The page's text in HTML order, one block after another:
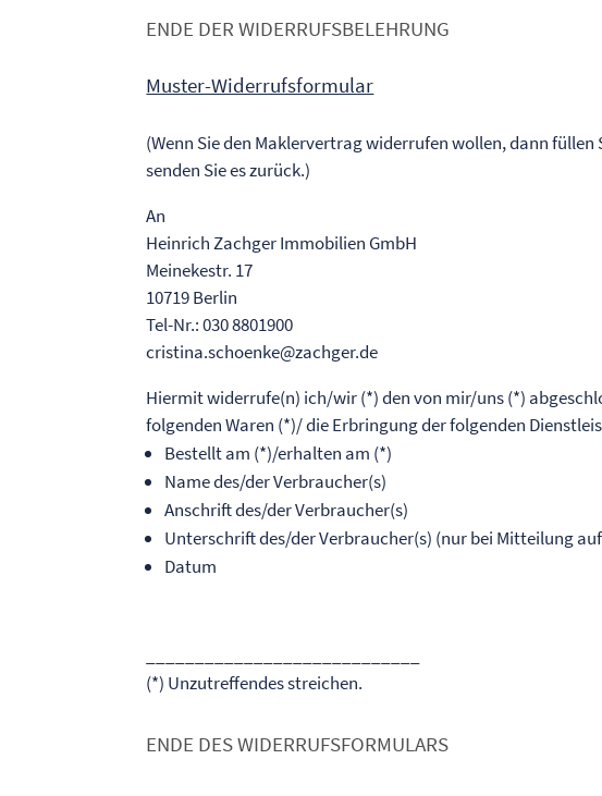
ENDE DER WIDERRUFSBELEHRUNG
Muster-Widerrufsformular
(Wenn Sie den Maklervertrag widerrufen wollen, dann füllen
senden Sie es zurück.)
An
Heinrich Zachger Immobilien GmbH
Meinekestr. 17
10719 Berlin
Tel-Nr.: 030 8801900
cristina.schoenke@zachger.de
Hiermit widerrufe(n) ich/wir (*) den von mir/uns (*)
folgenden Waren (*)/ die Erbringung der folgenden
Bestellt am (*)/erhalten am (*)
Name des/der Verbraucher(s)
Anschrift des/der Verbraucher(s)
Unterschrift des/der Verbraucher(s) (nur bei Mitteilung
Datum
(*) Unzutreffendes streichen.
ENDE DES WIDERRUFSFORMULARS